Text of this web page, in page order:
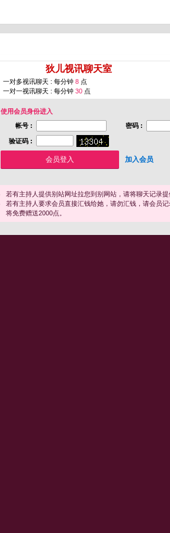
狄儿视讯聊天室
一对多视讯聊天 : 每分钟 8 点
一对一视讯聊天 : 每分钟 30 点
使用会员身份进入
帐号 :
密码 :
验证码 :
加入会员
若有主持人提供别站网址拉您到别网站，请将聊天记录
若有主持人要求会员直接汇钱给她，请勿汇钱，请会员
将免费赠送2000点。